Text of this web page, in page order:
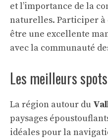
et l’importance de la
naturelles. Participer à
être une excellente
avec la communauté
Les meilleurs
La région autour du
paysages
idéales pour la